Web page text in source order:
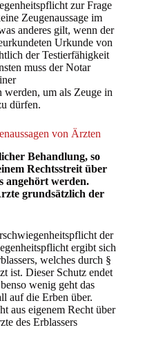
zur Frage
Zeugenaussage im
anderes gilt, wenn der
Urkunde von
der Testierfähigkeit
muss der Notar
werden, um als Zeuge in
dürfen.
von Ärzten
Behandlung, so
Rechtsstreit über
angehört werden.
grundsätzlich der
der
ergibt sich
welches durch §
ist. Dieser Schutz endet
wenig geht das
auf die Erben über.
aus eigenem Recht über
des Erblassers